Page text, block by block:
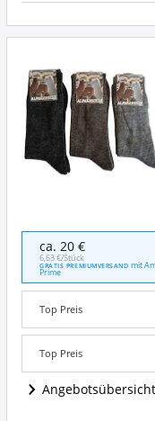
Gesundheitsstrumpf
Paar
Alpaka
Wolle
Socken
extra
fein
weich
gestrickt
Angebote:
ca. 20 €
6,63 €/Stück
GRATIS PREMIUMVERSAND mit
Prime
Top Preis
Top Preis
Angebotsübersicht